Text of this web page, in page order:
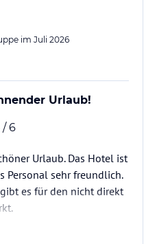
im Juli 2026
Urlaub!
/ 6
Urlaub. Das Hotel ist
Personal sehr freundlich.
es für den nicht direkt